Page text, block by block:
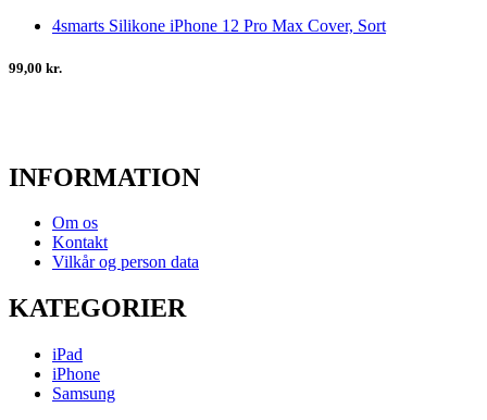
4smarts Silikone iPhone 12 Pro Max Cover, Sort
99,00 kr.
INFORMATION
Om os
Kontakt
Vilkår og person data
KATEGORIER
iPad
iPhone
Samsung